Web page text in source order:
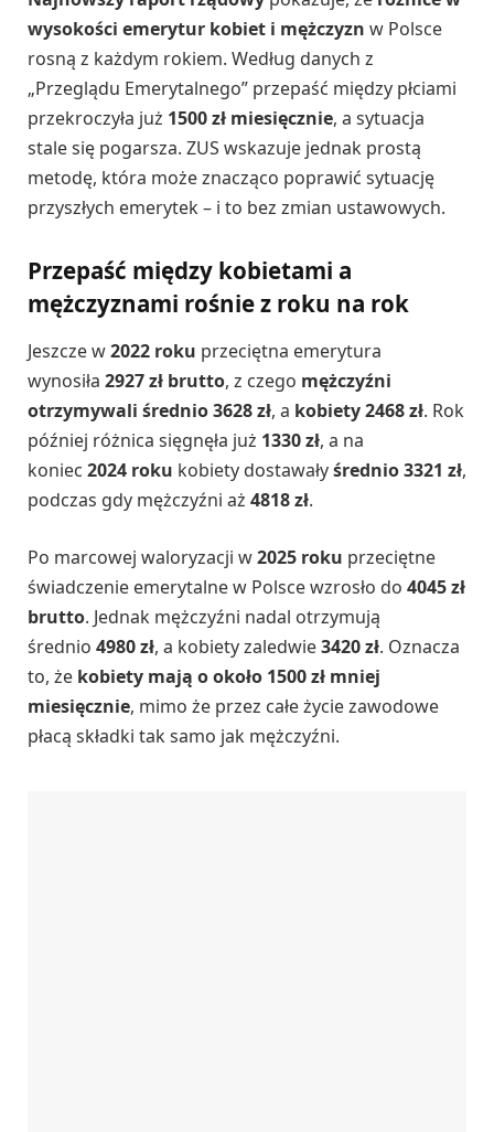
wysokości emerytur kobiet i mężczyzn w Polsce
rosną z każdym rokiem. Według danych z
„Przeglądu Emerytalnego” przepaść między płciami
przekroczyła już 1500 zł miesięcznie, a sytuacja
stale się pogarsza. ZUS wskazuje jednak prostą
metodę, która może znacząco poprawić sytuację
przyszłych emerytek – i to bez zmian ustawowych.
Przepaść między kobietami a
mężczyznami rośnie z roku na rok
Jeszcze w2022 roku przeciętna emerytura
wynosiła 2927 zł brutto, z czego mężczyźni
otrzymywali średnio 3628 zł, a kobiety 2468 zł. Rok
później różnica sięgnęła już 1330 zł, a na
koniec 2024 roku kobiety dostawałyśrednio 3321 zł,
podczas gdy mężczyźni aż 4818 zł.
Po marcowej waloryzacji w2025 roku przeciętne
świadczenie emerytalne w Polsce wzrosło do 4045 zł
brutto. Jednak mężczyźni nadal otrzymują
średnio 4980 zł, a kobiety zaledwie3420 zł. Oznacza
to, że kobiety mają o około 1500 zł mniej
miesięcznie, mimo że przez całe życie zawodowe
płacą składki tak samo jak mężczyźni.